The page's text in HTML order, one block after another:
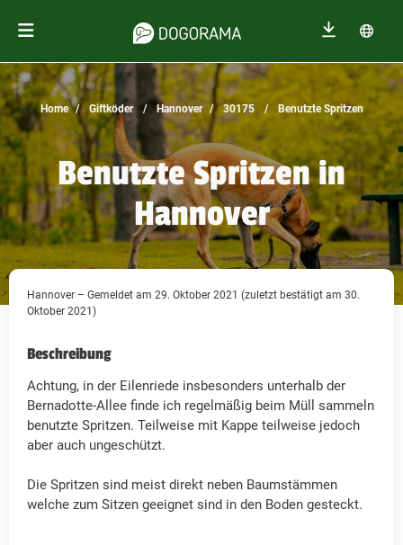
Home Giftköder Hannover 30175 Benutzte Spritzen
Benutzte Spritzen in
Hannover
Hannover – Gemeldet am 29. Oktober 2021 (zuletzt bestätigt am 30.
Oktober 2021)
Beschreibung
Achtung, in der Eilenriede insbesonders unterhalb der
Bernadotte-Allee finde ich regelmäßig beim Müll sammeln
benutzte Spritzen. Teilweise mit Kappe teilweise jedoch
aber auch ungeschützt.
Die Spritzen sind meist direkt neben Baumstämmen
welche zum Sitzen geeignet sind in den Boden gesteckt.